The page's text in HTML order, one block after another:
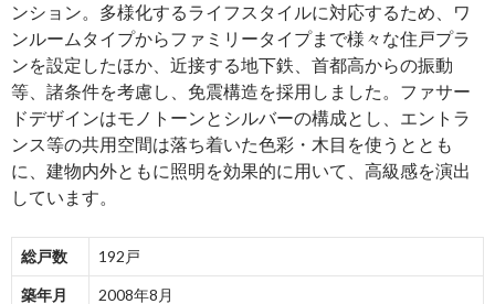
ンション。多様化するライフスタイルに対応するため、ワ
ンルームタイプからファミリータイプまで様々な住戸プラ
ンを設定したほか、近接する地下鉄、首都高からの振動
等、諸条件を考慮し、免震構造を採用しました。ファサー
ドデザインはモノトーンとシルバーの構成とし、エントラ
ンス等の共用空間は落ち着いた色彩・木目を使うととも
に、建物内外ともに照明を効果的に用いて、高級感を演出
しています。
総戸数 192戸
築年月 2008年8月